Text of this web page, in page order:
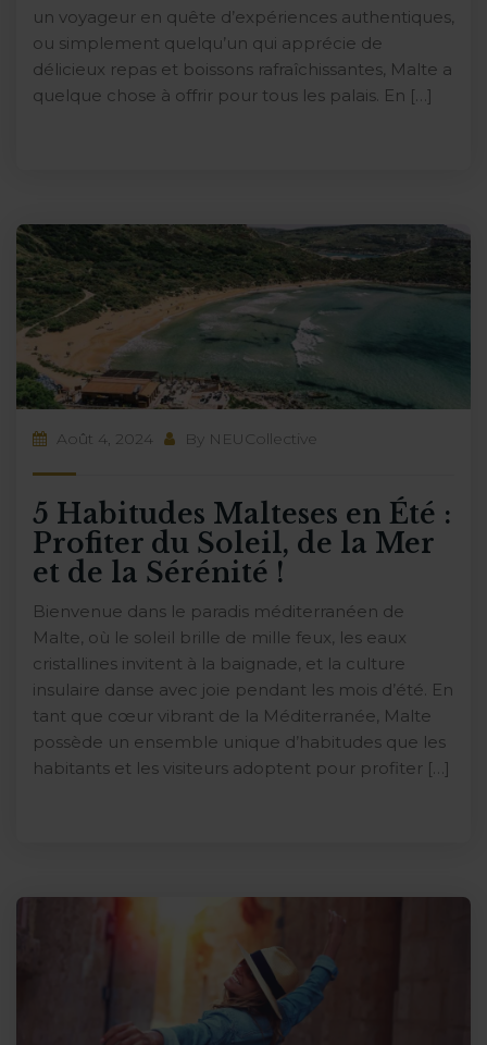
un voyageur en quête d’expériences authentiques,
ou simplement quelqu’un qui apprécie de
délicieux repas et boissons rafraîchissantes, Malte a
quelque chose à offrir pour tous les palais. En […]
Août 4, 2024 By NEUCollective
5 Habitudes Malteses en Été :
Profiter du Soleil, de la Mer
et de la Sérénité !
Bienvenue dans le paradis méditerranéen de
Malte, où le soleil brille de mille feux, les eaux
cristallines invitent à la baignade, et la culture
insulaire danse avec joie pendant les mois d’été. En
tant que cœur vibrant de la Méditerranée, Malte
possède un ensemble unique d’habitudes que les
habitants et les visiteurs adoptent pour profiter […]